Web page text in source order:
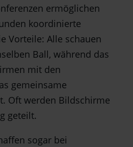
ermöglichen
koordinierte
Vorteile: Alle schauen
Ball, während das
mit den
gemeinsame
Oft werden Bildschirme
geteilt.
sogar bei